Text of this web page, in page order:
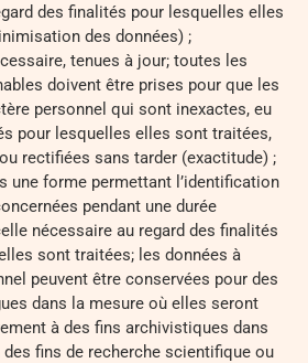
des finalités pour lesquelles elles
des données) ;
tenues à jour; toutes les
doivent être prises pour que les
personnel qui sont inexactes, eu
pour lesquelles elles sont traitées,
rectifiées sans tarder (exactitude) ;
une forme permettant l’identification
pendant une durée
nécessaire au regard des finalités
sont traitées; les données à
peuvent être conservées pour des
dans la mesure où elles seront
à des fins archivistiques dans
des fins de recherche scientifique ou